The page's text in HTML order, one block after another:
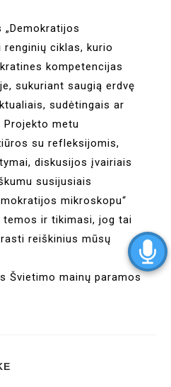
„Demokratijos
renginių ciklas, kurio
kompetencijas
sukuriant saugią erdvę
sudėtingais ar
Projekto metu
su refleksijomis,
diskusijos įvairiais
susijusiais
mikroskopu“
temos ir tikimasi, jog tai
reiškinius mūsų
Švietimo mainų paramos